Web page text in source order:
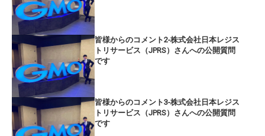
皆様からのコメント2-株式会社日本レジス
トリサービス（JPRS）さんへの公開質問
です
皆様からのコメント3-株式会社日本レジス
トリサービス（JPRS）さんへの公開質問
です